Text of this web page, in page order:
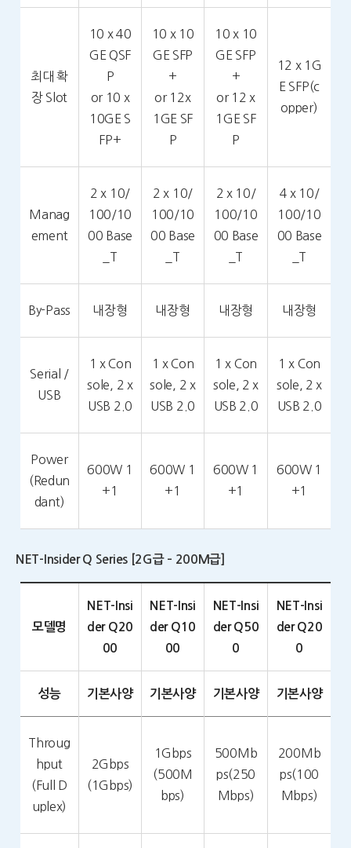
최대 확
장 Slot
10 x 40
GE QSF
P
or 10 x
10GE S
FP+
10 x 10
GE SFP
+
or 12x
1GE SF
P
10 x 10
GE SFP
+
or 12 x
1GE SF
P
12 x 1G
E SFP(c
opper)
Manag
ement
2 x 10/
100/10
00 Base
_T
2 x 10/
100/10
00 Base
_T
2 x 10/
100/10
00 Base
_T
4 x 10/
100/10
00 Base
_T
By-Pass 내장형 내장형 내장형 내장형
Serial /
USB
1 x Con
sole, 2 x
USB 2.0
1 x Con
sole, 2 x
USB 2.0
1 x Con
sole, 2 x
USB 2.0
1 x Con
sole, 2 x
USB 2.0
Power
(Redun
dant)
600W 1
+1
600W 1
+1
600W 1
+1
600W 1
+1
NET-Insider Q Series [2G급 – 200M급]
모델명
NET-Insi
der Q20
00
NET-Insi
der Q10
00
NET-Insi
der Q50
0
NET-Insi
der Q20
0
성능 기본사양 기본사양 기본사양 기본사양
Throug
hput
(Full D
uplex)
2Gbps
(1Gbps)
1Gbps
(500M
bps)
500Mb
ps(250
Mbps)
200Mb
ps(100
Mbps)